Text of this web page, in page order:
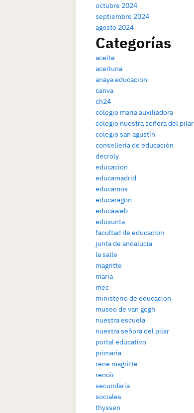
octubre 2024
septiembre 2024
agosto 2024
Categorías
aceite
aceituna
anaya educacion
canva
ch24
colegio maria auxiliadora
colegio nuestra señora del pilar
colegio san agustín
consellería de educación
decroly
educacion
educamadrid
educamos
educaragon
educaweb
eduxunta
facultad de educacion
junta de andalucia
la salle
magritte
maria
mec
ministerio de educacion
museo de van gogh
nuestra escuela
nuestra señora del pilar
portal educativo
primaria
rene magritte
renoir
secundaria
sociales
thyssen